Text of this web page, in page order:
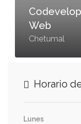
Web
Chetumal
Horario
Lunes